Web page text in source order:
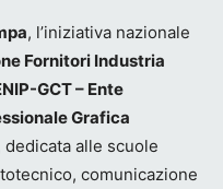
, l’iniziativa nazionale
Fornitori Industria
GCT – Ente
Grafica
dedicata alle scuole
comunicazione